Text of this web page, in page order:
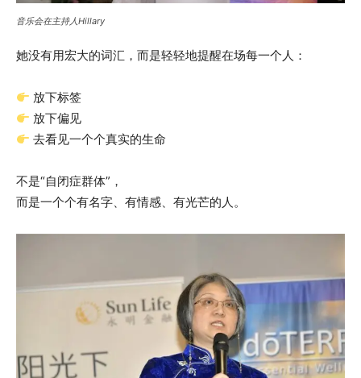
音乐会在主持人Hillary
她没有用宏大的词汇，而是轻轻地提醒在场每一个人：
放下标签
放下偏见
去看见一个个真实的生命
不是“自闭症群体”，
而是一个个有名字、有情感、有光芒的人。